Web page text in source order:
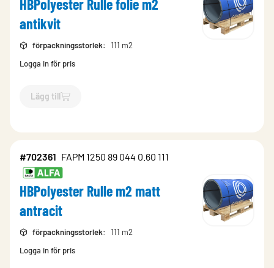
HBPolyester Rulle folie m2
antikvit
förpackningsstorlek:
111 m2
Logga in för pris
Lägg till
`$Lägg till
#702361 FAPM 1250 89 044 0.60 111
HBPolyester Rulle m2 matt
antracit
förpackningsstorlek:
111 m2
Logga in för pris